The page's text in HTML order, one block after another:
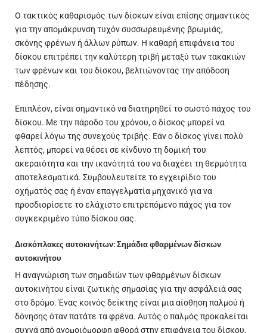
Ο τακτικός καθαρισμός των δίσκων είναι επίσης σημαντικός
για την απομάκρυνση τυχόν συσσωρευμένης βρωμιάς,
σκόνης φρένων ή άλλων ρύπων. Η καθαρή επιφάνεια του
δίσκου επιτρέπει την καλύτερη τριβή μεταξύ των τακακιών
των φρένων και του δίσκου, βελτιώνοντας την απόδοση
πέδησης.
Επιπλέον, είναι σημαντικό να διατηρηθεί το σωστό πάχος του
δίσκου. Με την πάροδο του χρόνου, ο δίσκος μπορεί να
φθαρεί λόγω της συνεχούς τριβής. Εάν ο δίσκος γίνει πολύ
λεπτός, μπορεί να θέσει σε κίνδυνο τη δομική του
ακεραιότητα και την ικανότητά του να διαχέει τη θερμότητα
αποτελεσματικά. Συμβουλευτείτε το εγχειρίδιο του
οχήματός σας ή έναν επαγγελματία μηχανικό για να
προσδιορίσετε το ελάχιστο επιτρεπόμενο πάχος για τον
συγκεκριμένο τύπο δίσκου σας.
Δισκόπλακες αυτοκινήτων: Σημάδια φθαρμένων δίσκων
αυτοκινήτου
Η αναγνώριση των σημαδιών των φθαρμένων δίσκων
αυτοκινήτου είναι ζωτικής σημασίας για την ασφάλειά σας
στο δρόμο. Ένας κοινός δείκτης είναι μια αίσθηση παλμού ή
δόνησης όταν πατάτε τα φρένα. Αυτός ο παλμός προκαλείται
συχνά από ανομοιόμορφη φθορά στην επιφάνεια του δίσκου,